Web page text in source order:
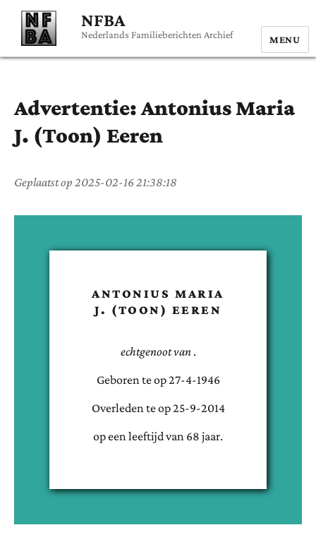
NFBA
Nederlands Familieberichten Archief MENU
Advertentie: Antonius Maria
J. (Toon) Eeren
Geplaatst op 2025-02-16 21:38:18
ANTONIUS MARIA
J. (TOON) EEREN
echtgenoot van .
Geboren teop27-4-1946
Overleden teop25-9-2014
op een leeftijd van 68 jaar.